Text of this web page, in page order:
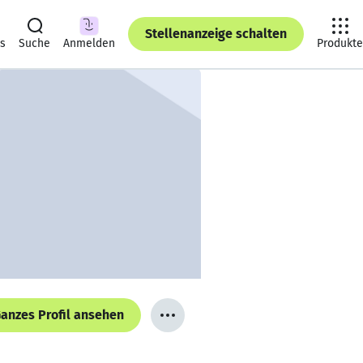
Suche Anmelden
Stellenanzeige schalten
Produkte
Profil ansehen